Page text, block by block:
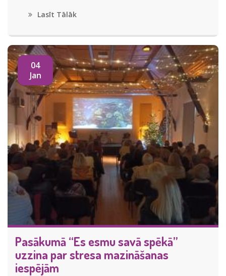
Lasīt Tālāk
04
Jan
Pasākumā “Es esmu savā spēkā”
uzzina par stresa mazināšanas
iespējām